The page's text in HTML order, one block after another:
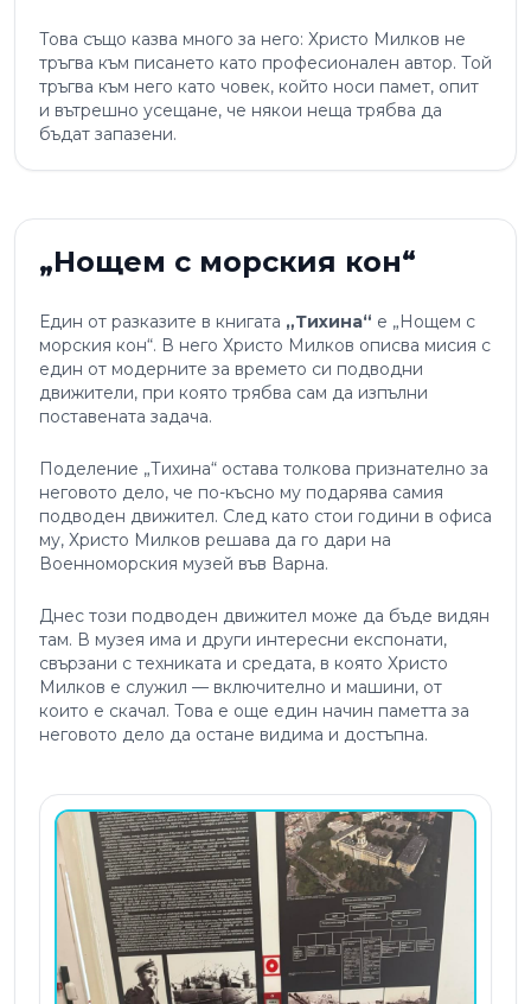
Това също казва много за него: Христо Милков не
тръгва към писането като професионален автор. Той
тръгва към него като човек, който носи памет, опит
и вътрешно усещане, че някои неща трябва да
бъдат запазени.
„Нощем с морския кон“
Един от разказите в книгата „Тихина“ е „Нощем с
морския кон“. В него Христо Милков описва мисия с
един от модерните за времето си подводни
движители, при която трябва сам да изпълни
поставената задача.
Поделение „Тихина“ остава толкова признателно за
неговото дело, че по-късно му подарява самия
подводен движител. След като стои години в офиса
му, Христо Милков решава да го дари на
Военноморския музей във Варна.
Днес този подводен движител може да бъде видян
там. В музея има и други интересни експонати,
свързани с техниката и средата, в която Христо
Милков е служил — включително и машини, от
които е скачал. Това е още един начин паметта за
неговото дело да остане видима и достъпна.